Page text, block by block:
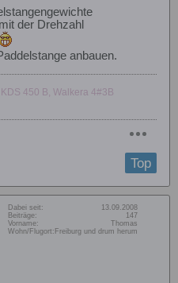
der Drehzahl
anbauen.
450 B, Walkera 4#3B
Top
Dabei seit:
13.09.2008
Beiträge:
147
Vorname:
Thomas
Wohn/Flugort: Freiburg und drum herum